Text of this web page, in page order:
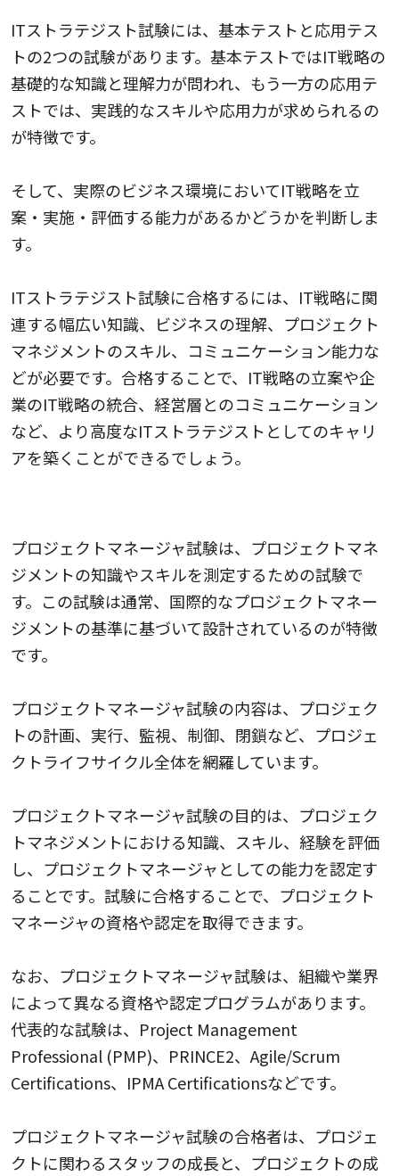
ITストラテジスト試験には、基本テストと応用テス
トの2つの試験があります。基本テストではIT戦略の
基礎的な知識と理解力が問われ、もう一方の応用テ
ストでは、実践的なスキルや応用力が求められるの
が特徴です。
そして、実際のビジネス環境においてIT戦略を立
案・実施・評価する能力があるかどうかを判断しま
す。
ITストラテジスト試験に合格するには、IT戦略に関
連する幅広い知識、ビジネスの理解、プロジェクト
マネジメントのスキル、コミュニケーション能力な
どが必要です。合格することで、IT戦略の立案や企
業のIT戦略の統合、経営層とのコミュニケーション
など、より高度なITストラテジストとしてのキャリ
アを築くことができるでしょう。
プロジェクトマネージャ試験は、プロジェクトマネ
ジメントの知識やスキルを測定するための試験で
す。この試験は通常、国際的なプロジェクトマネー
ジメントの基準に基づいて設計されているのが特徴
です。
プロジェクトマネージャ試験の内容は、プロジェク
トの計画、実行、監視、制御、閉鎖など、プロジェ
クトライフサイクル全体を網羅しています。
プロジェクトマネージャ試験の目的は、プロジェク
トマネジメントにおける知識、スキル、経験を評価
し、プロジェクトマネージャとしての能力を認定す
ることです。試験に合格することで、プロジェクト
マネージャの資格や認定を取得できます。
なお、プロジェクトマネージャ試験は、組織や業界
によって異なる資格や認定プログラムがあります。
代表的な試験は、Project Management
Professional (PMP)、PRINCE2、Agile/Scrum
Certifications、IPMA Certificationsなどです。
プロジェクトマネージャ試験の合格者は、プロジェ
クトに関わるスタッフの成長と、プロジェクトの成